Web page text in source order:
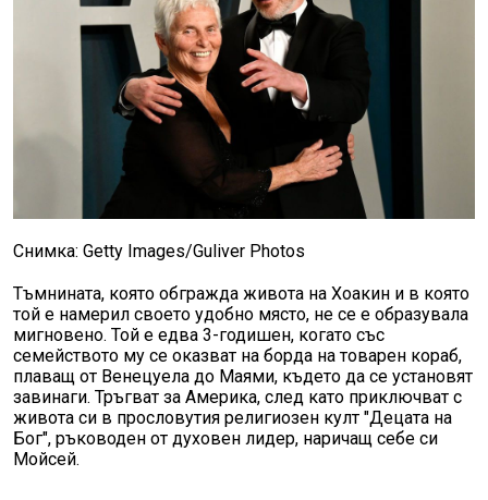
Снимка: Getty Images/Guliver Photos
Тъмнината, която обгражда живота на Хоакин и в която
той е намерил своето удобно място, не се е образувала
мигновено. Той е едва 3-годишен, когато със
семейството му се оказват на борда на товарен кораб,
плаващ от Венецуела до Маями, където да се установят
завинаги. Тръгват за Америка, след като приключват с
живота си в прословутия религиозен култ "Децата на
Бог", ръководен от духовен лидер, наричащ себе си
Мойсей.